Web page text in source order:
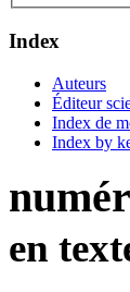
Index
Auteurs
Éditeur
Index de
Index by
en